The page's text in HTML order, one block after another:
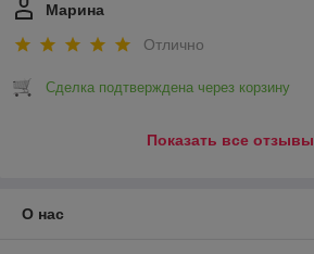
Марина
Отлично
Сделка подтверждена через корзину
Показать все отзывы
О нас